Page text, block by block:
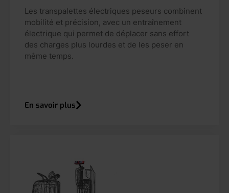
Les transpalettes électriques peseurs combinent
mobilité et précision, avec un entraînement
électrique qui permet de déplacer sans effort
des charges plus lourdes et de les peser en
même temps.
En savoir plus